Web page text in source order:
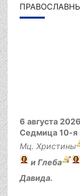
6 августа
Седмица 10-я
Мц. Христины
и Глеба
Давида.